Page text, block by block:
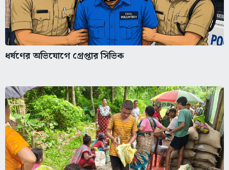
ধর্ষণের অভিযোগে গ্রেপ্তার সিভিক